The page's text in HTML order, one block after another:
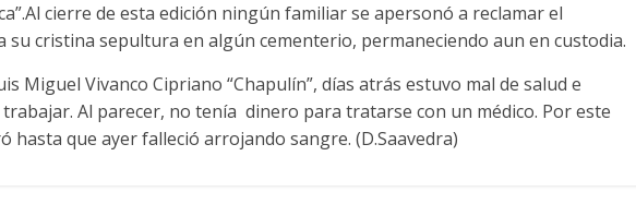
cierre de esta edición ningún familiar se apersonó a reclamar el
su cristina sepultura en algún cementerio, permaneciendo aun en custodia.
Miguel Vivanco Cipriano “Chapulín”, días atrás estuvo mal de salud e
Al parecer, no tenía dinero para tratarse con un médico. Por este
hasta que ayer falleció arrojando sangre. (D.Saavedra)